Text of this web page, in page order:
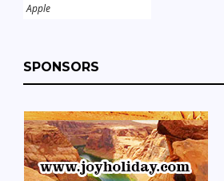
Apple
SPONSORS